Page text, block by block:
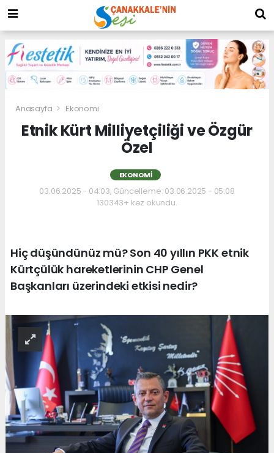
Anasayfa Ekonomi
Etnik Kürt Milliyetçiliği ve Özgür
Özel
EKONOMI
03.06.2025 - 04:03, Güncelleme: 03.06.2025 - 05:08
130343+ kez okundu.
Hiç düşündünüz mü? Son 40 yıllın PKK etnik
Kürtçülük hareketlerinin CHP Genel
Başkanları üzerindeki etkisi nedir?